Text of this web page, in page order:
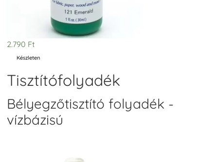
2.790 Ft
Készleten
Tisztítófolyadék
Bélyegzőtisztító folyadék -
vízbázisú